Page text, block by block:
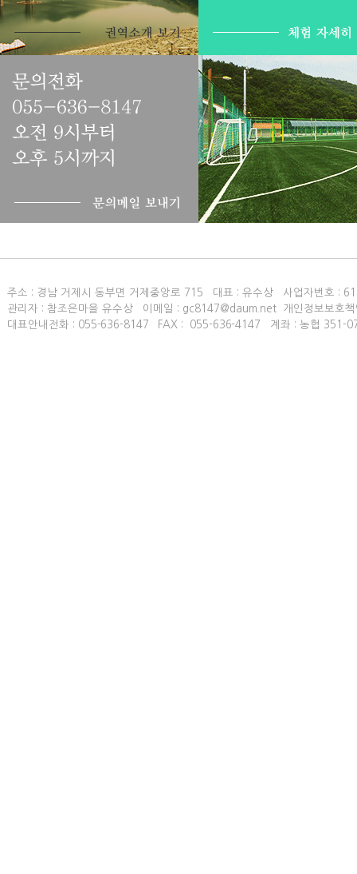
주소 : 경남 거제시 동부면 거제중앙로 715 대표 : 유수상 사업자번호 :
관리자 : 참조은마을 유수상 이메일 : gc8147@daum.net 개인정보보호책
대표안내전화 : 055-636-8147 FAX : 055-636-4147 계좌 : 농협 351-